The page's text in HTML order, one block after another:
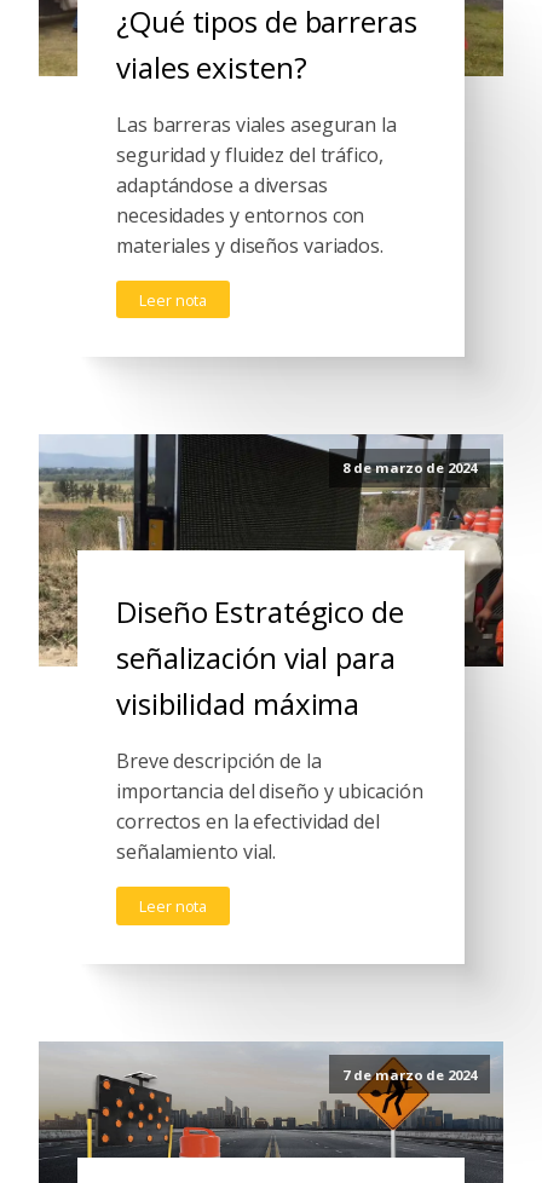
¿Qué tipos de barreras
viales existen?
Las barreras viales aseguran la
seguridad y fluidez del tráfico,
adaptándose a diversas
necesidades y entornos con
materiales y diseños variados.
Leer nota
8 de marzo de 2024
Diseño Estratégico de
señalización vial para
visibilidad máxima
Breve descripción de la
importancia del diseño y ubicación
correctos en la efectividad del
señalamiento vial.
Leer nota
7 de marzo de 2024